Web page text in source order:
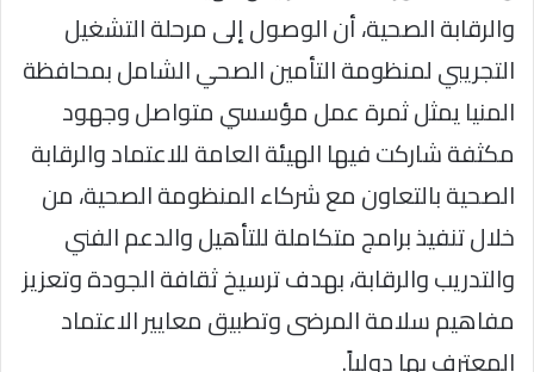
والرقابة الصحية، أن الوصول إلى مرحلة التشغيل
التجريبي لمنظومة التأمين الصحي الشامل بمحافظة
المنيا يمثل ثمرة عمل مؤسسي متواصل وجهود
مكثفة شاركت فيها الهيئة العامة للاعتماد والرقابة
الصحية بالتعاون مع شركاء المنظومة الصحية، من
خلال تنفيذ برامج متكاملة للتأهيل والدعم الفني
والتدريب والرقابة، بهدف ترسيخ ثقافة الجودة وتعزيز
مفاهيم سلامة المرضى وتطبيق معايير الاعتماد
المعترف بها دولياً.